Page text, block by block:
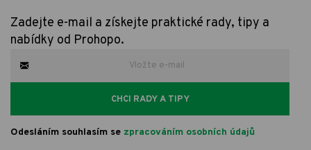
Zadejte e-mail a získejte praktické rady, tipy a
nabídky od Prohopo.
CHCI RADY A TIPY
Odesláním souhlasím se zpracováním osobních údajů